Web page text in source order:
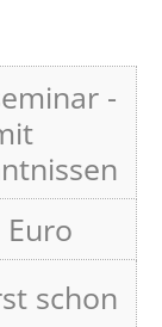
-
Euro
schon